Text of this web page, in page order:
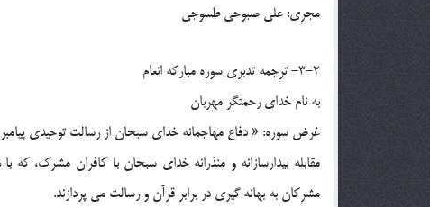
مجري: علي صبوحي طسوجي
3-2- ترجمه تدبري سوره مبارکه انعام
به نام خداي رحمتگر مهربان
غرض سوره: « دفاع مهاجمانه خداي سبحان از رسالت توحيدي
مقابله بيدارسازانه و منذرانه خداي سبحان با کافران مشرک،
مشرکان به بهانه گيري در برابر قرآن و رسالت مي پردازند.